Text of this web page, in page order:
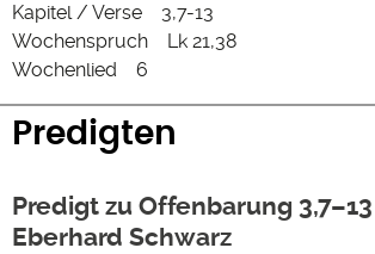
Kapitel / Verse
3,7-13
Wochenspruch
Lk 21,38
Wochenlied
6
Predigten
Predigt zu Offenbarung
Eberhard Schwarz